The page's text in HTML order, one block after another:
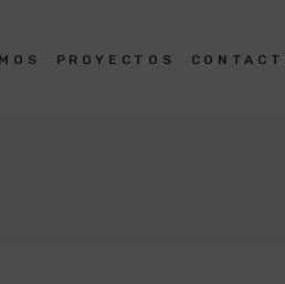
PROYECTOS